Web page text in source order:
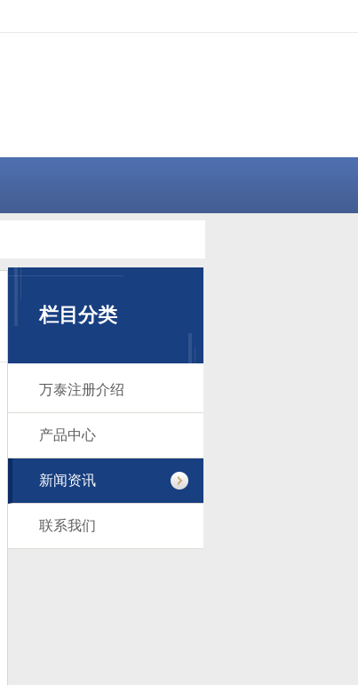
栏目分类
万泰注册介绍
产品中心
新闻资讯
联系我们